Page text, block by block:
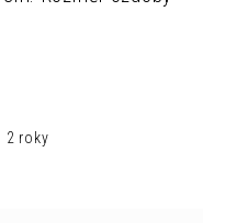
2 roky